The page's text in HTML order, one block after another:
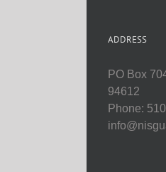
ADDRESS
PO Box
94612
Phone: